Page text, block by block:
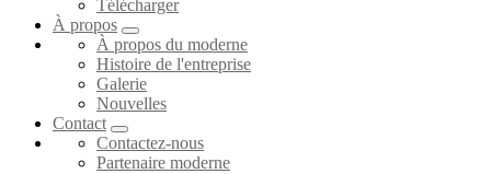
Télécharger
À propos
À propos du moderne
Histoire de l'entreprise
Galerie
Nouvelles
Contact
Contactez-nous
Partenaire moderne